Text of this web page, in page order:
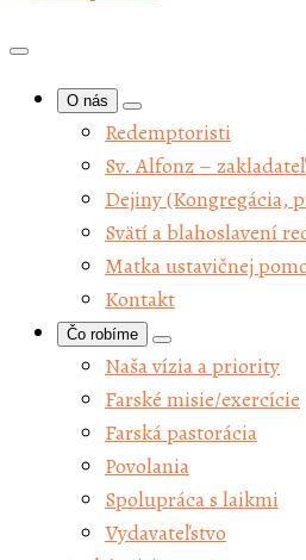
O nás
Redemptoristi
Sv. Alfonz – zakladateľ
Dejiny (Kongregácia,
Svätí a blahoslavení
Matka ustavičnej
Kontakt
Čo robíme
Naša vízia a priority
Farské misie/exercície
Farská pastorácia
Povolania
Spolupráca s laikmi
Vydavateľstvo